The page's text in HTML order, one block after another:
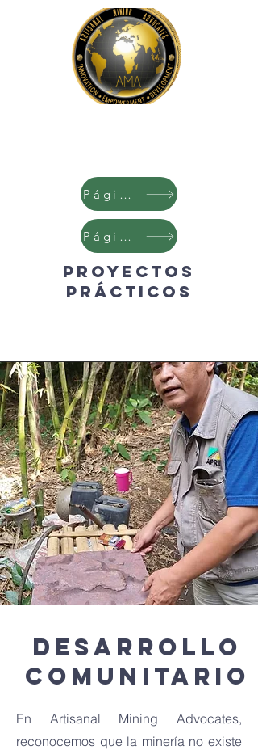
Página 1
Página 3
Proyectos
prácticos
Desarrollo
comunitario
En Artisanal Mining Advocates,
reconocemos que la minería no existe